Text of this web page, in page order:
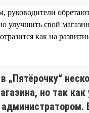
руководители
улучшить свой
как на
„Пятёрочку“
но так